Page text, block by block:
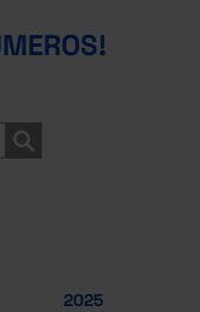
2025